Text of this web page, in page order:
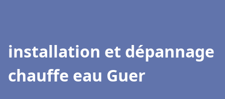
installation et dépannage
chauffe eau Guer